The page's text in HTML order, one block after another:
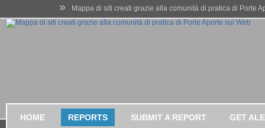
» Mappa di siti creati grazie alla comunità di pratica di Porte
HOME REPORTS SUBMIT A REPORT GET